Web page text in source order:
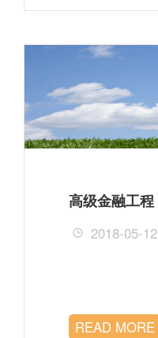
高级金融工程
2018-05-12
READ MORE